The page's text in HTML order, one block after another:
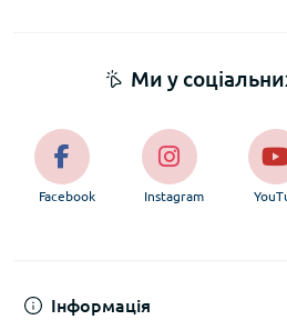
Інформація
Ми у
Facebook Instagram